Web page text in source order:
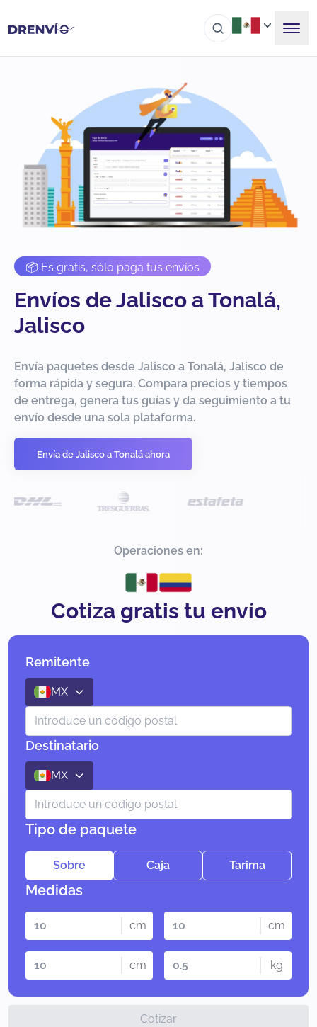
📦 Es gratis, sólo paga tus envíos
Envíos de Jalisco a Tonalá,
Jalisco
Envía paquetes desde Jalisco a Tonalá, Jalisco de
forma rápida y segura. Compara precios y tiempos
de entrega, genera tus guías y da seguimiento a tu
envío desde una sola plataforma.
Envía de Jalisco a Tonalá ahora
Operaciones en:
Cotiza gratis tu envío
Remitente
MX
Destinatario
MX
Tipo de paquete
Sobre Caja Tarima
Medidas
cm cm
cm kg
Cotizar